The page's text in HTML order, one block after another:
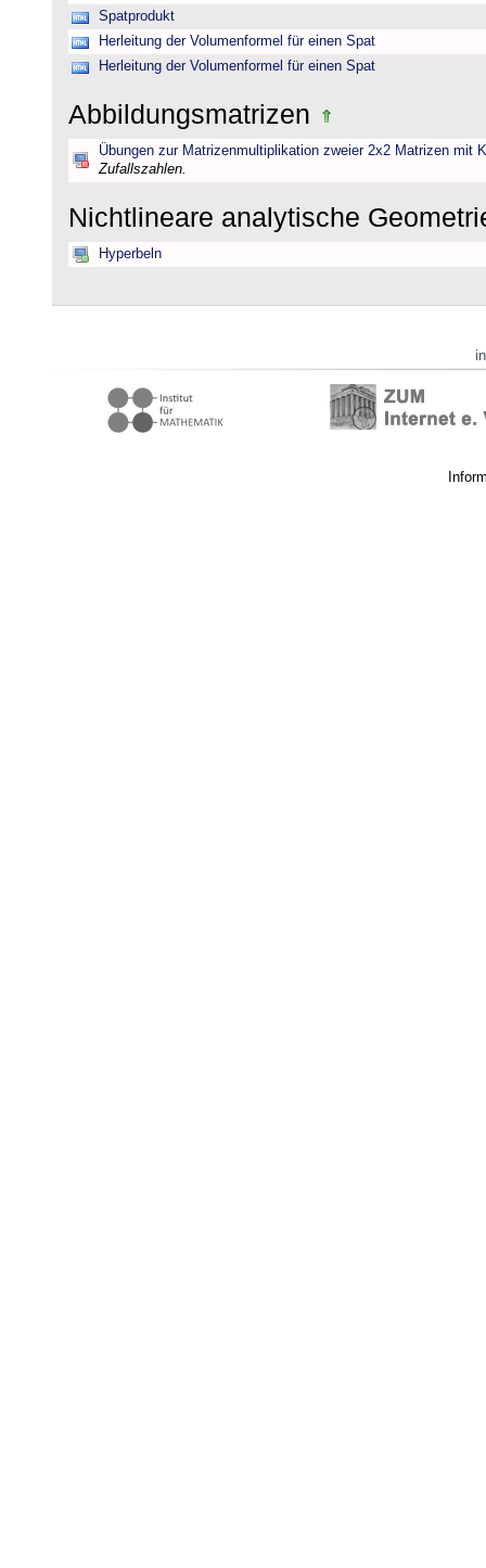
Spatprodukt
Herleitung der Volumenformel für einen Spat
Herleitung der Volumenformel für einen Spat
Abbildungsmatrizen
Übungen zur Matrizenmultiplikation zweier 2x2 Matrizen mit
Zufallszahlen.
Nichtlineare analytische
Hyperbeln